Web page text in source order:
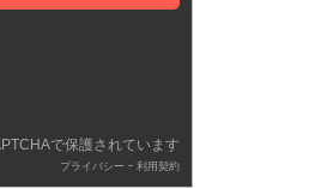
で保護されています
プライバシー - 利用契約